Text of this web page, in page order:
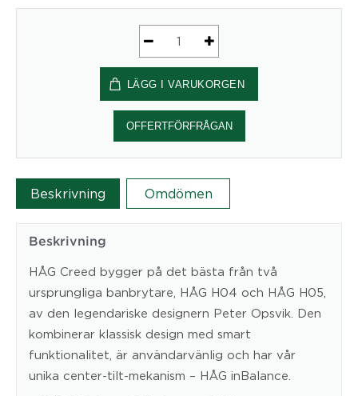
Creed
6005
-
arbetsstol
mängd
LÄGG I VARUKORGEN
OFFERTFÖRFRÅGAN
Beskrivning Omdömen
Beskrivning
HÅG Creed bygger på det bästa från två
ursprungliga banbrytare, HÅG H04 och HÅG H05,
av den legendariske designern Peter Opsvik. Den
kombinerar klassisk design med smart
funktionalitet, är användarvänlig och har vår
unika center-tilt-mekanism – HÅG inBalance.